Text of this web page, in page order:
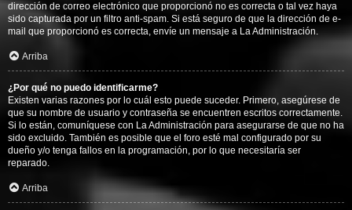
dirección de correo electrónico que proporcionó no es correcta o tal vez haya
sido capturada por un filtro anti-spam. Si está seguro de que la dirección de e-
mail que proporcionó es correcta, envíe un mensaje a La Administración.
Arriba
¿Por qué no puedo identificarme?
Existen varias razones por lo cuál esto puede suceder. Primero, asegúrese de
que su nombre de usuario y contraseña se encuentren escritos correctamente.
Si lo están, comuníquese con La Administración para asegurarse de que no ha
sido excluido. También es posible que el foro esté mal configurado por su
dueño y/o tenga fallos en la programación, por lo que necesitaría ser
reparado.
Arriba